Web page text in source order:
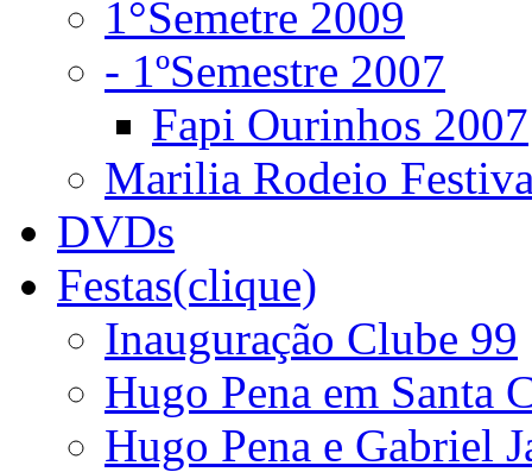
1°Semetre 2009
- 1ºSemestre 2007
Fapi Ourinhos 2007
Marilia Rodeio
DVDs
Festas(clique)
Inauguração Clube 99
Hugo Pena em Santa
Hugo Pena e Gabriel